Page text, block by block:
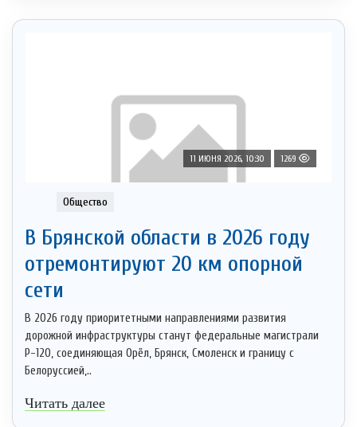
11 ИЮНЯ 2026, 10:30 1269
Общество
В Брянской области в 2026 году
отремонтируют 20 км опорной
сети
В 2026 году приоритетными направлениями развития
дорожной инфраструктуры станут федеральные магистрали
Р-120, соединяющая Орёл, Брянск, Смоленск и границу с
Белоруссией,..
Читать далее